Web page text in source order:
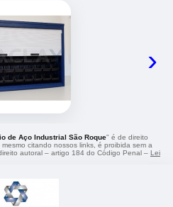
›
de Aço Industrial São Roque" é de direito
citando nossos links, é proibida sem a
autoral – artigo 184 do Código Penal – Lei